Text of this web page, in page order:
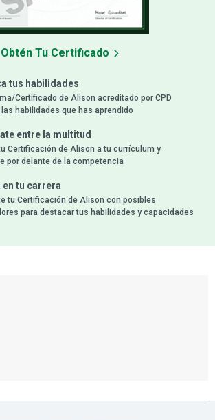
tus habilidades
Certificado de Alison acreditado por CPD
habilidades que has aprendido
entre la multitud
Certificación de Alison a tu currículum y
por delante de la competencia
en tu carrera
tu Certificación de Alison con posibles
para destacar tus habilidades y capacidades
Obtén Tu Certificado